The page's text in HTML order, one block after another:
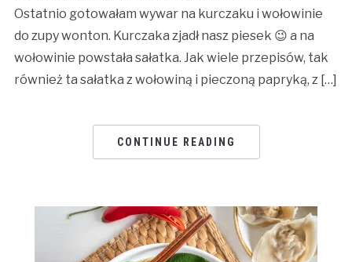
Ostatnio gotowałam wywar na kurczaku i wołowinie
do zupy wonton. Kurczaka zjadł nasz piesek 😉 a na
wołowinie powstała sałatka. Jak wiele przepisów, tak
również ta sałatka z wołowiną i pieczoną papryką, z […]
CONTINUE READING